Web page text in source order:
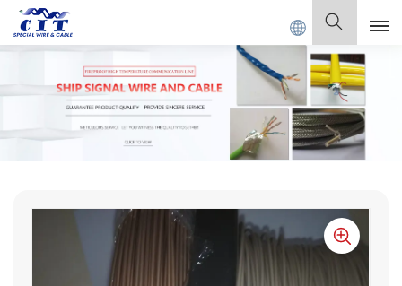
Co., Ltd. Español
English
Français